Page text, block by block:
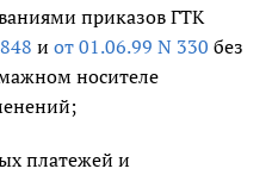
приказов ГТК
и от 01.06.99 N 330 без
носителе
платежей и